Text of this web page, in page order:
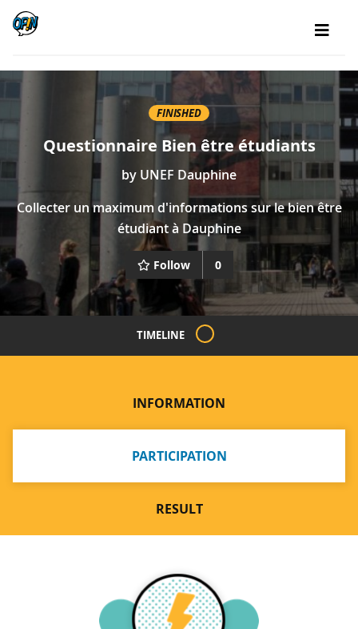
FINISHED
Questionnaire Bien être étudiants
by UNEF Dauphine
Collecter un maximum d'informations sur le bien être
étudiant à Dauphine
Follow 0
TIMELINE
INFORMATION
PARTICIPATION
RESULT